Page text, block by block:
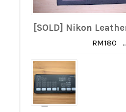
[SOLD] Nikon
RM180